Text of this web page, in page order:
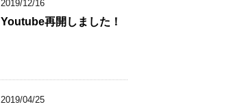
2019/12/16
Youtube再開しました！
2019/04/25